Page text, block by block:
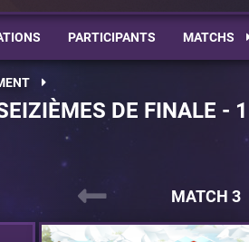
PARTICIPANTS MATCHS
DE FINALE
MATCH 3